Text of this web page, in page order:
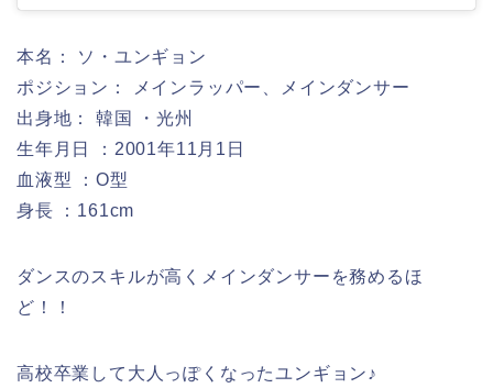
本名： ソ・ユンギョン
ポジション： メインラッパー、メインダンサー
出身地： 韓国 ・光州
生年月日 ：2001年11月1日
血液型 ：O型
身長 ：161cm
ダンスのスキルが高くメインダンサーを務めるほ
ど！！
高校卒業して大人っぽくなったユンギョン♪